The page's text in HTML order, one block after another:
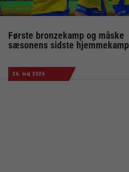
Første bronzekamp og måske
sæsonens sidste hjemmekamp
26. maj 2026